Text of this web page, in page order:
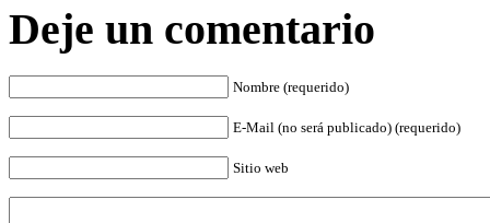
Deje un comentario
Nombre (requerido)
E-Mail (no será publicado) (requerido)
Sitio web